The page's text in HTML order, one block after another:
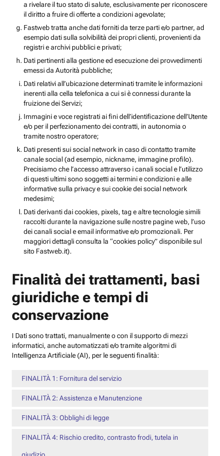
a rivelare il tuo stato di salute, esclusivamente per riconoscere
il diritto a fruire di offerte a condizioni agevolate;
Fastweb tratta anche dati forniti da terze parti e/o partner, ad
esempio dati sulla solvibilità dei propri clienti, provenienti da
registri e archivi pubblici e privati;
Dati pertinenti alla gestione ed esecuzione dei provvedimenti
emessi da Autorità pubbliche;
Dati relativi all’ubicazione determinati tramite le informazioni
inerenti alla cella telefonica a cui si è connessi durante la
fruizione dei Servizi;
Immagini e voce registrati ai fini dell’identificazione dell’Utente
e/o per il perfezionamento dei contratti, in autonomia o
tramite nostro operatore;
Dati presenti sui social network in caso di contatto tramite
canale social (ad esempio, nickname, immagine profilo).
Precisiamo che l’accesso attraverso i canali social e l’utilizzo
di questi ultimi sono soggetti ai termini e condizioni e alle
informative sulla privacy e sui cookie dei social network
medesimi;
Dati derivanti dai cookies, pixels, tag e altre tecnologie simili
raccolti durante la navigazione sulle nostre pagine web, l’uso
dei canali social e email informative e/o promozionali. Per
maggiori dettagli consulta la “cookies policy” disponibile sul
sito Fastweb.it).
Finalità dei trattamenti, basi
giuridiche e tempi di
conservazione
I Dati sono trattati, manualmente o con il supporto di mezzi
informatici, anche automatizzati e/o tramite algoritmi di
Intelligenza Artificiale (AI), per le seguenti finalità:
FINALITÀ 1: Fornitura del servizio
FINALITÀ 2: Assistenza e Manutenzione
FINALITÀ 3: Obblighi di legge
FINALITÀ 4: Rischio credito, contrasto frodi, tutela in